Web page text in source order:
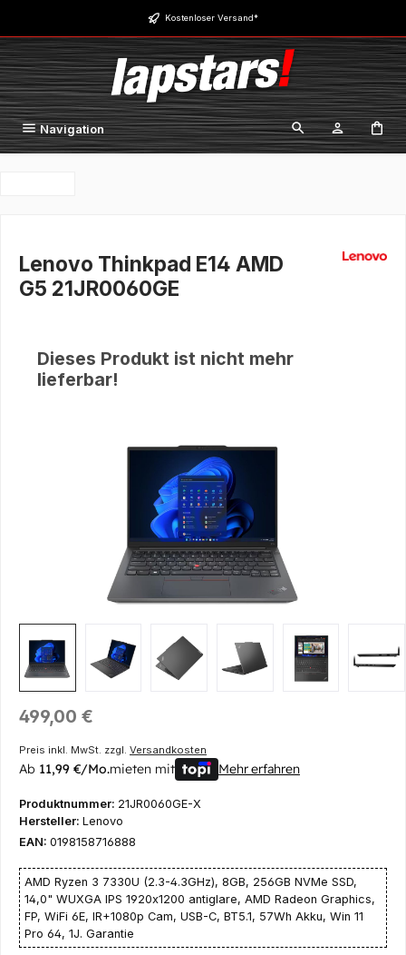
Zum Hauptinhalt springen Kostenloser Versand*
Navigation
Lenovo Thinkpad E14 AMD
G5 21JR0060GE
Dieses Produkt ist nicht mehr
lieferbar!
Regulärer Preis:
499,00 €
Preis inkl. MwSt. zzgl. Versandkosten
Ab 11,99 €/Mo.mieten mit Mehr erfahren
Produktnummer: 21JR0060GE-X
Hersteller: Lenovo
EAN: 0198158716888
AMD Ryzen 3 7330U (2.3-4.3GHz), 8GB, 256GB NVMe SSD,
14,0" WUXGA IPS 1920x1200 antiglare, AMD Radeon Graphics,
FP, WiFi 6E, IR+1080p Cam, USB-C, BT5.1, 57Wh Akku, Win 11
Pro 64, 1J. Garantie